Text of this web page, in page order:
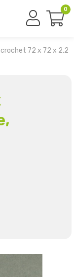
0
crochet 72 x 72 x 2,2